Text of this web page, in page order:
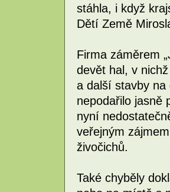
stáhla, i když
Dětí Země
Firma záměrem
devět hal, v
a další stavby na
nepodařilo jasně
nyní
veřejným
živočichů.
Také chyběly